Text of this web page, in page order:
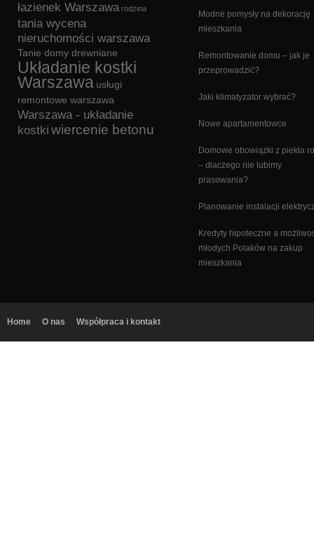
łazienek Warszawa rodzina
tania wycena
nieruchomości warszawa
Tanie domy drewniane
Układanie kostki
Warszawa usługi
remontowe warszawa
Warszawa - układanie
kostki wiercenie betonu
Modne pomysły na dekorację
mieszkania
Remontowanie domu – jak je
przeprowadzić?
Jaki klimatyzator wybrać?
Nowe apartamentowce
Domowe obowiązki z piekła
– dlaczego nie lubimy
prasowania?
Planowanie instalacji
Kredyty hipoteczne a
młodych Polaków na zakup
mieszkania
Home O nas Współpraca i kontakt